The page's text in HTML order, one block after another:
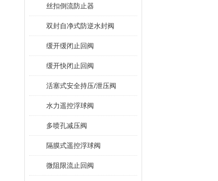
丝扣倒流防止器
双封自净式防逆水封阀
缓开缓闭止回阀
缓开快闭止回阀
活塞式安全持压/泄压阀
水力遥控浮球阀
多喷孔减压阀
隔膜式遥控浮球阀
微阻限流止回阀